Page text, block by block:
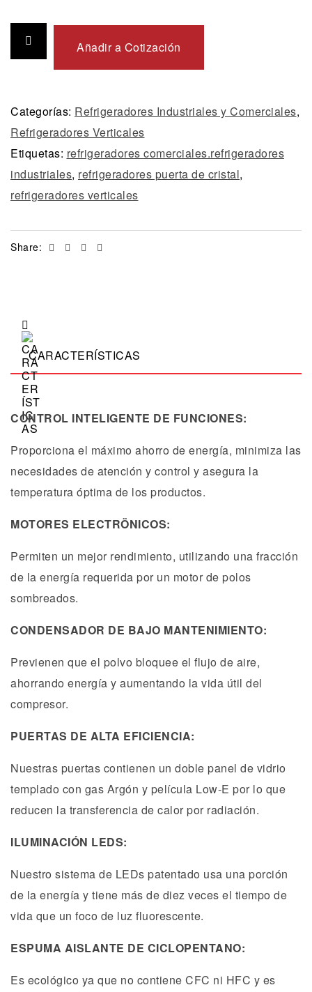
Añadir a Cotización
Categorías: Refrigeradores Industriales y Comerciales,
Refrigeradores Verticales
Etiquetas: refrigeradores comerciales.refrigeradores
industriales, refrigeradores puerta de cristal,
refrigeradores verticales
Share: Facebook
TwitterLinkedin
CARACTERÍSTICAS
CONTROL INTELIGENTE DE FUNCIONES:
Proporciona el máximo ahorro de energía, minimiza las
necesidades de atención y control y asegura la
temperatura óptima de los productos.
MOTORES ELECTRÖNICOS:
Permiten un mejor rendimiento, utilizando una fracción
de la energía requerida por un motor de polos
sombreados.
CONDENSADOR DE BAJO MANTENIMIENTO:
Previenen que el polvo bloquee el flujo de aire,
ahorrando energía y aumentando la vida útil del
compresor.
PUERTAS DE ALTA EFICIENCIA:
Nuestras puertas contienen un doble panel de vidrio
templado con gas Argón y película Low-E por lo que
reducen la transferencia de calor por radiación.
ILUMINACIÓN LEDS:
Nuestro sistema de LEDs patentado usa una porción
de la energía y tiene más de diez veces el tiempo de
vida que un foco de luz fluorescente.
ESPUMA AISLANTE DE CICLOPENTANO:
Es ecológico ya que no contiene CFC ni HFC y es